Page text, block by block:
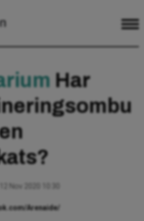
Har
Nov 2020 10:30
Arenaide/